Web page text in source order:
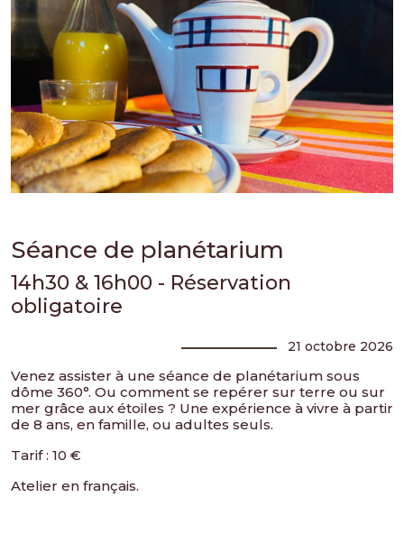
Séance de planétarium
21 octobre 2026
14h30 & 16h00 - Réservation
obligatoire
Venez assister à une séance de planétarium sous
dôme 360°. Ou comment se repérer sur terre ou sur
mer grâce aux étoiles ? Une expérience à vivre à partir
de 8 ans, en famille, ou adultes seuls.
Tarif : 10 €
Atelier en français.